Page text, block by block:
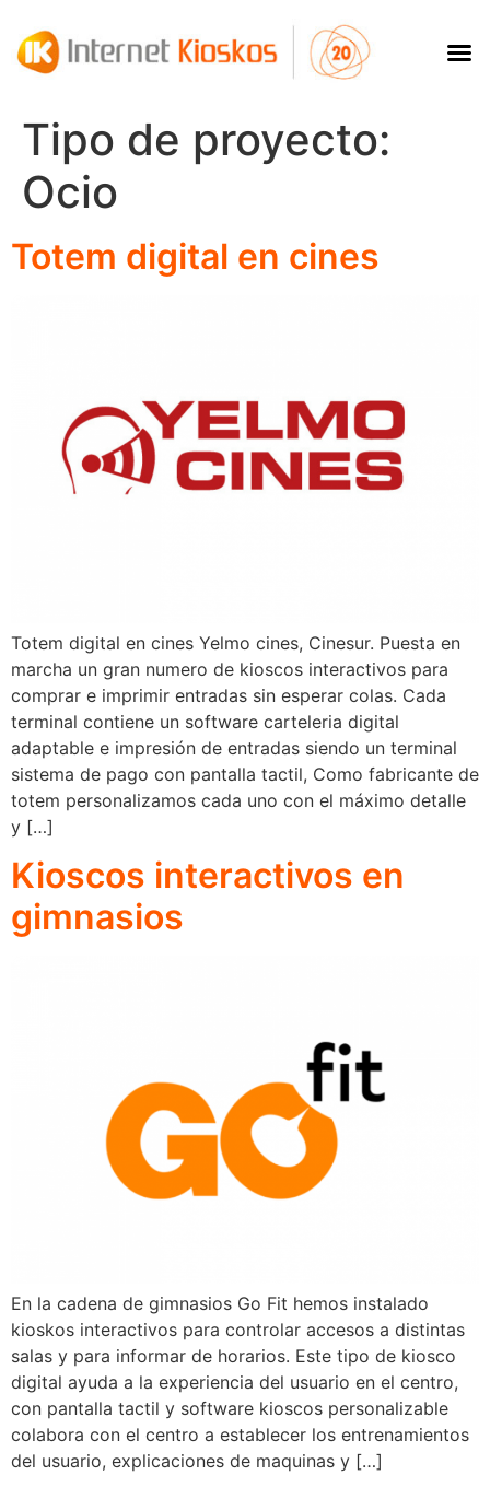
Tipo de proyecto:
Ocio
Totem digital en cines
Totem digital en cines Yelmo cines, Cinesur. Puesta en
marcha un gran numero de kioscos interactivos para
comprar e imprimir entradas sin esperar colas. Cada
terminal contiene un software carteleria digital
adaptable e impresión de entradas siendo un terminal
sistema de pago con pantalla tactil, Como fabricante de
totem personalizamos cada uno con el máximo detalle
y […]
Kioscos interactivos en
gimnasios
En la cadena de gimnasios Go Fit hemos instalado
kioskos interactivos para controlar accesos a distintas
salas y para informar de horarios. Este tipo de kiosco
digital ayuda a la experiencia del usuario en el centro,
con pantalla tactil y software kioscos personalizable
colabora con el centro a establecer los entrenamientos
del usuario, explicaciones de maquinas y […]